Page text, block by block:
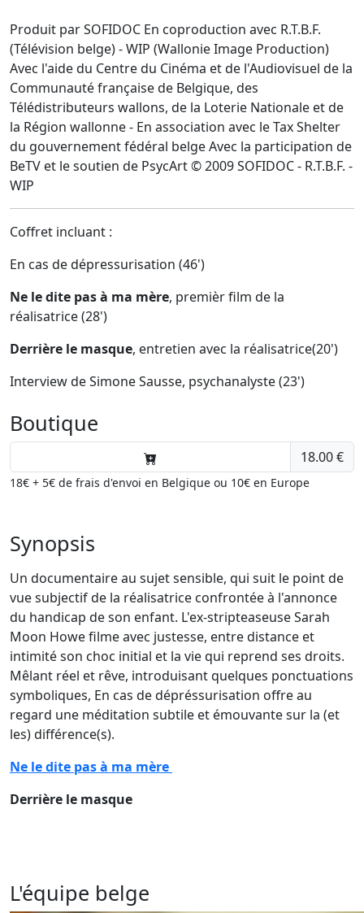
Produit par SOFIDOC En coproduction avec R.T.B.F.
(Télévision belge) - WIP (Wallonie Image Production)
Avec l'aide du Centre du Cinéma et de l'Audiovisuel de la
Communauté française de Belgique, des
Télédistributeurs wallons, de la Loterie Nationale et de
la Région wallonne - En association avec le Tax Shelter
du gouvernement fédéral belge Avec la participation de
BeTV et le soutien de PsycArt © 2009 SOFIDOC - R.T.B.F. -
WIP
Coffret incluant :
En cas de dépressurisation (46')
Ne le dite pas à ma mère, premièr film de la
réalisatrice (28')
Derrière le masque, entretien avec la réalisatrice(20')
Interview de Simone Sausse, psychanalyste (23')
Boutique
18.00 €
18€ + 5€ de frais d'envoi en Belgique ou 10€ en Europe
Synopsis
Un documentaire au sujet sensible, qui suit le point de
vue subjectif de la réalisatrice confrontée à l'annonce
du handicap de son enfant. L'ex-stripteaseuse Sarah
Moon Howe filme avec justesse, entre distance et
intimité son choc initial et la vie qui reprend ses droits.
Mêlant réel et rêve, introduisant quelques ponctuations
symboliques, En cas de dépréssurisation offre au
regard une méditation subtile et émouvante sur la (et
les) différence(s).
Ne le dite pas à ma mère
Derrière le masque
L'équipe belge